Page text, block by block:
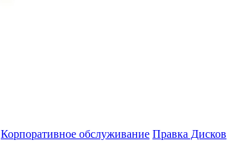
Корпоративное обслуживание Правка Дисков